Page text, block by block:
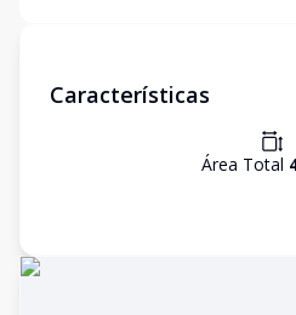
Características
Área Total